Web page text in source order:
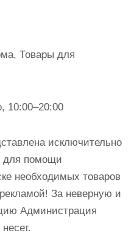
Товары для
10:00–20:00
исключительно
для помощи
необходимых товаров
За неверную и
Администрация